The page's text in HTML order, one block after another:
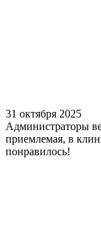
31 октября 2025
Администраторы
приемлемая, в
понравилось!